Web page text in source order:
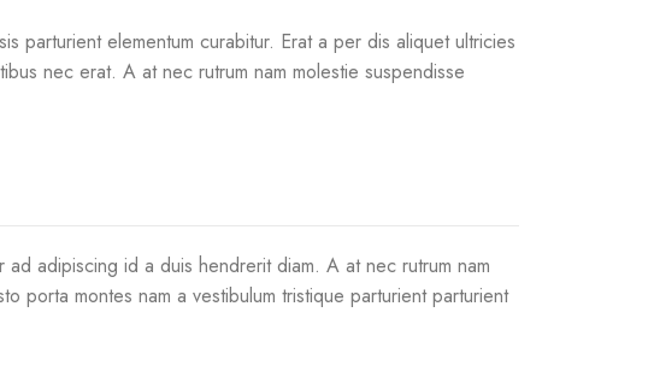
parturient elementum curabitur. Erat a per dis aliquet ultricies
nec erat. A at nec rutrum nam molestie suspendisse
adipiscing id a duis hendrerit diam. A at nec rutrum nam
porta montes nam a vestibulum tristique parturient parturient